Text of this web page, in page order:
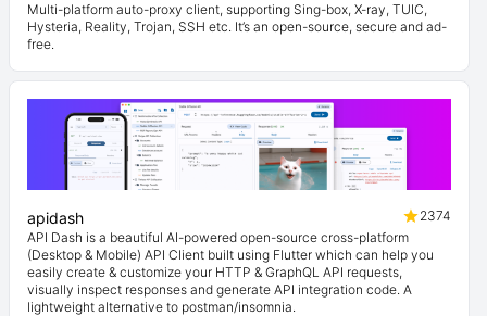
Multi-platform auto-proxy client, supporting Sing-box, X-ray, TUIC,
Hysteria, Reality, Trojan, SSH etc. It’s an open-source, secure and ad-
free.
apidash
2374
API Dash is a beautiful AI-powered open-source cross-platform
(Desktop & Mobile) API Client built using Flutter which can help you
easily create & customize your HTTP & GraphQL API requests,
visually inspect responses and generate API integration code. A
lightweight alternative to postman/insomnia.